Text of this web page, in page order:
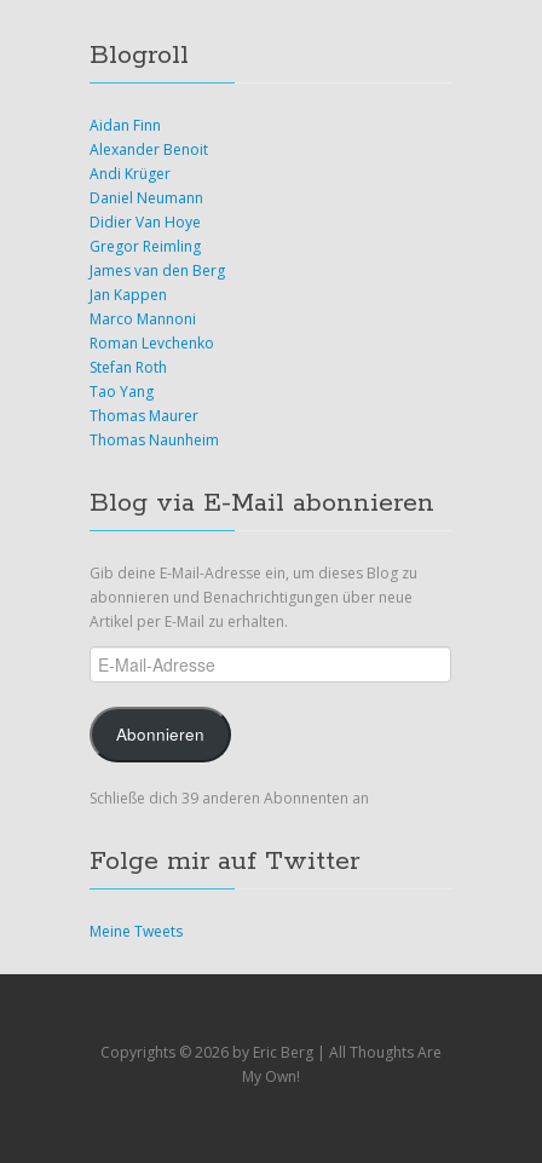
Blogroll
Aidan Finn
Alexander Benoit
Andi Krüger
Daniel Neumann
Didier Van Hoye
Gregor Reimling
James van den Berg
Jan Kappen
Marco Mannoni
Roman Levchenko
Stefan Roth
Tao Yang
Thomas Maurer
Thomas Naunheim
Blog via E-Mail abonnieren
Gib deine E-Mail-Adresse ein, um dieses Blog zu
abonnieren und Benachrichtigungen über neue
Artikel per E-Mail zu erhalten.
E-
Mail-
Adresse
Abonnieren
Schließe dich 39 anderen Abonnenten an
Folge mir auf Twitter
Meine Tweets
Copyrights ©2026 by Eric Berg | All Thoughts Are
My Own!